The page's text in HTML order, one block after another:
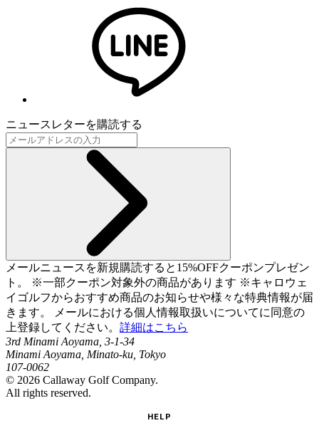
ニュースレターを購読する
メールニュースを新規購読すると15%OFFクーポンプレゼン
ト。 ※一部クーポン対象外の商品があります ※キャロウェ
イゴルフからおすすめ商品のお知らせや様々な特典情報が届
きます。 メールにおける個人情報取扱いについてに同意の
上登録してください。 詳細はこちら
3rd Minami Aoyama, 3-1-34
Minami Aoyama, Minato-ku, Tokyo
107-0062
© 2026 Callaway Golf Company.
All rights reserved.
HELP